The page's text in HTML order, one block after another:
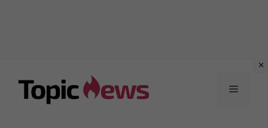
contenuto
Menu